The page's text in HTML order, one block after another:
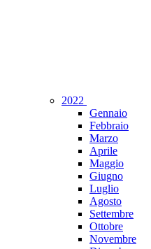
2022
Gennaio
Febbraio
Marzo
Aprile
Maggio
Giugno
Luglio
Agosto
Settembre
Ottobre
Novembre